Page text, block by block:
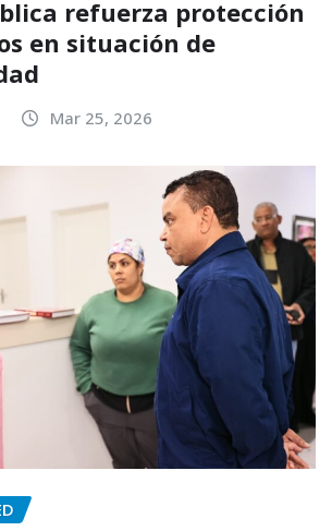
refuerza protección
en situación de
Mar 25, 2026